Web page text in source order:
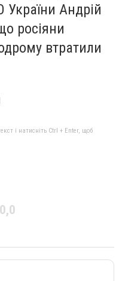
України Андрій
росіяни
втратили
і натисніть Ctrl + Enter, щоб
0,0